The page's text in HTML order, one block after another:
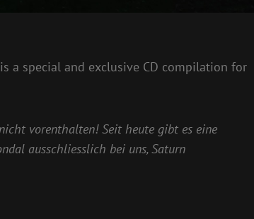
is a special and exclusive CD compilation for
vorenthalten! Seit heute gibt es eine
ausschliesslich bei uns, Saturn